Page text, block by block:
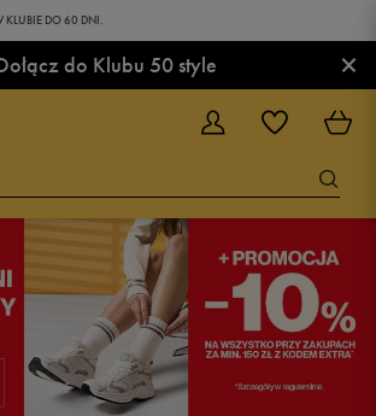
KLUBIE DO 60 DNI.
do Klubu 50 style ×